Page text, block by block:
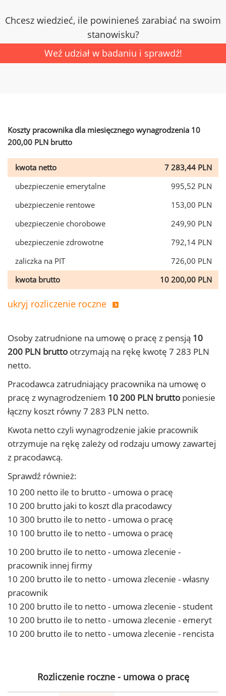
Chcesz wiedzieć, ile powinieneś zarabiać na swoim
stanowisku?
Weź udział w badaniu i sprawdź!
Koszty pracownika dla miesięcznego wynagrodzenia 10
200,00 PLN brutto
kwota netto
7 283,44 PLN
ubezpieczenie emerytalne
995,52 PLN
ubezpieczenie rentowe
153,00 PLN
ubezpieczenie chorobowe
249,90 PLN
ubezpieczenie zdrowotne
792,14 PLN
zaliczka na PIT
726,00 PLN
kwota brutto
10 200,00 PLN
ukryj rozliczenie roczne
Osoby zatrudnione na umowę o pracę z pensją 10
200 PLN brutto otrzymają na rękę kwotę 7 283 PLN
netto.
Pracodawca zatrudniający pracownika na umowę o
pracę z wynagrodzeniem 10 200 PLN brutto poniesie
łączny koszt równy 7 283 PLN netto.
Kwota netto czyli wynagrodzenie jakie pracownik
otrzymuje na rękę zależy od rodzaju umowy zawartej
z pracodawcą.
Sprawdź również:
10 200 netto ile to brutto - umowa o pracę
10 200 brutto jaki to koszt dla pracodawcy
10 300 brutto ile to netto - umowa o pracę
10 100 brutto ile to netto - umowa o pracę
10 200 brutto ile to netto - umowa zlecenie -
pracownik innej firmy
10 200 brutto ile to netto - umowa zlecenie - własny
pracownik
10 200 brutto ile to netto - umowa zlecenie - student
10 200 brutto ile to netto - umowa zlecenie - emeryt
10 200 brutto ile to netto - umowa zlecenie - rencista
Rozliczenie roczne - umowa o pracę